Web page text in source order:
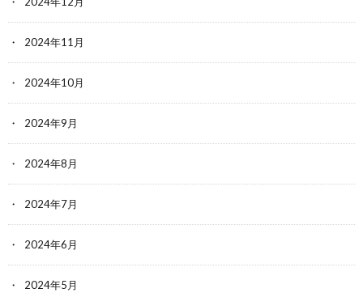
2024年11月
2024年10月
2024年9月
2024年8月
2024年7月
2024年6月
2024年5月